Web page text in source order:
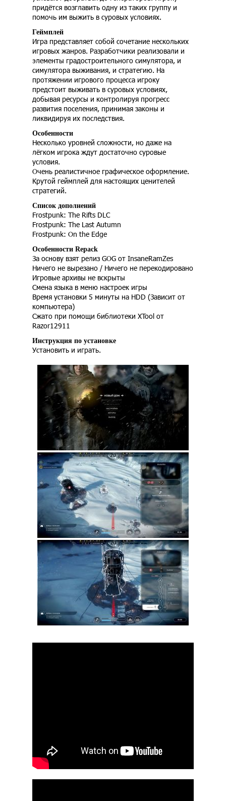
придётся возглавить одну из таких группу и
помочь им выжить в суровых условиях.
Геймплей
Игра представляет собой сочетание нескольких
игровых жанров. Разработчики реализовали и
элементы градостроительного симулятора, и
симулятора выживания, и стратегию. На
протяжении игрового процесса игроку
предстоит выживать в суровых условиях,
добывая ресурсы и контролируя прогресс
развития поселения, принимая законы и
ликвидируя их последствия.
Особенности
Несколько уровней сложности, но даже на
лёгком игрока ждут достаточно суровые
условия.
Очень реалистичное графическое оформление.
Крутой геймплей для настоящих ценителей
стратегий.
Список дополнений
Frostpunk: The Rifts DLC
Frostpunk: The Last Autumn
Frostpunk: On the Edge
Особенности Repack
За основу взят релиз GOG от InsaneRamZes
Ничего не вырезано / Ничего не перекодировано
Игровые архивы не вскрыты
Смена языка в меню настроек игры
Время установки 5 минуты на HDD (Зависит от
компьютера)
Сжато при помощи библиотеки XTool от
Razor12911
Инструкция по установке
Установить и играть.